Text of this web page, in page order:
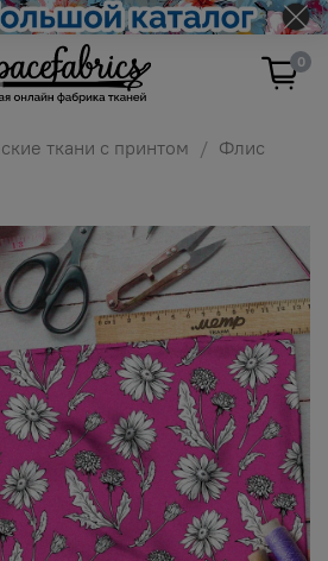
0
ткани с принтом Флис